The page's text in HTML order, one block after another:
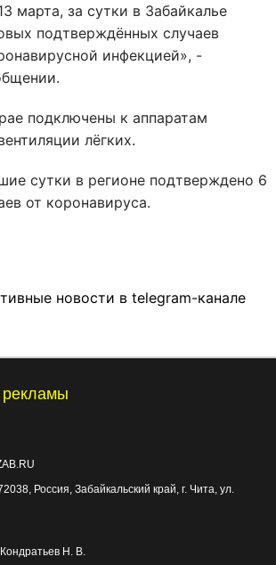
марта, за сутки в Забайкалье
подтверждённых случаев
инфекцией», -
подключены к аппаратам
лёгких.
сутки в регионе подтверждено 6
от коронавируса.
новости в telegram-канале
, Россия, Забайкальский край, г. Чита ул.
Н. В.